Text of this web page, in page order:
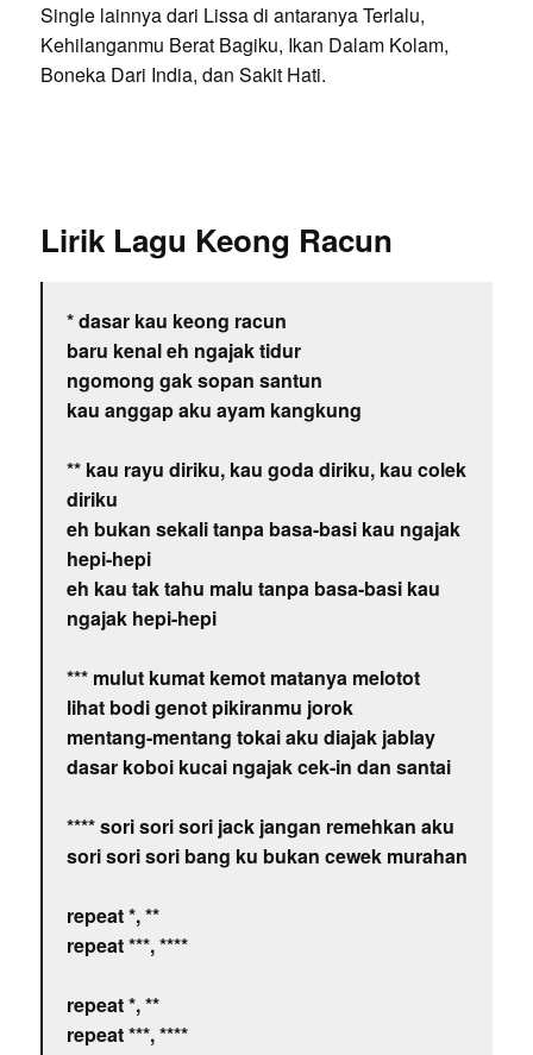
Single lainnya dari Lissa di antaranya Terlalu,
Kehilanganmu Berat Bagiku, Ikan Dalam Kolam,
Boneka Dari India, dan Sakit Hati.
Lirik Lagu Keong Racun
* dasar kau keong racun
baru kenal eh ngajak tidur
ngomong gak sopan santun
kau anggap aku ayam kangkung
** kau rayu diriku, kau goda diriku, kau colek
diriku
eh bukan sekali tanpa basa-basi kau ngajak
hepi-hepi
eh kau tak tahu malu tanpa basa-basi kau
ngajak hepi-hepi
*** mulut kumat kemot matanya melotot
lihat bodi genot pikiranmu jorok
mentang-mentang tokai aku diajak jablay
dasar koboi kucai ngajak cek-in dan santai
**** sori sori sori jack jangan remehkan aku
sori sori sori bang ku bukan cewek murahan
repeat *, **
repeat ***, ****
repeat *, **
repeat ***, ****